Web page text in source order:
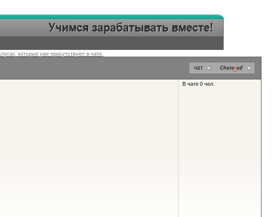
которые уже присутствуют в чате.